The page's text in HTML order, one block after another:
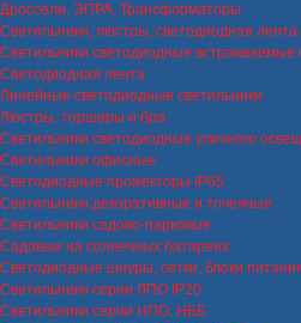
Дроссели, ЭПРА, Трансформаторы
Светильники, люстры, светодиодная лента
Светильники светодиодные встраиваемые
Светодиодная лента
Линейные светодиодные светильники
Люстры, торшеры и бра
Светильники светодиодные уличного
Светильники офисные
Светодиодные прожекторы IP65
Светильники декоративные и точечные
Светильники садово-парковые
Садовые на солнечных батареях
Светодиодные шнуры, сетки, блоки
Светильники серии ЛПО IP20
Светильники серии НПО, НББ